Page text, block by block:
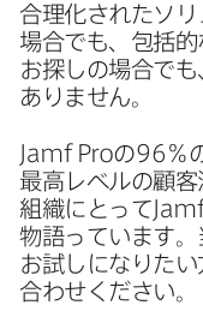
合理化された​ソ
場合でも、​包括
お探しの​場合でも
ありません。
Jamf Proの96 ％
最高レベルの​顧客
組織に​とって
物語っています
お試しに​なりた
合わせください。